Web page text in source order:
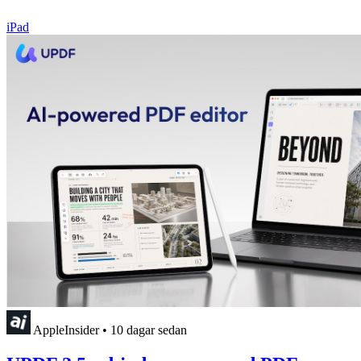
iPad
AppleInsider • 10 dagar sedan